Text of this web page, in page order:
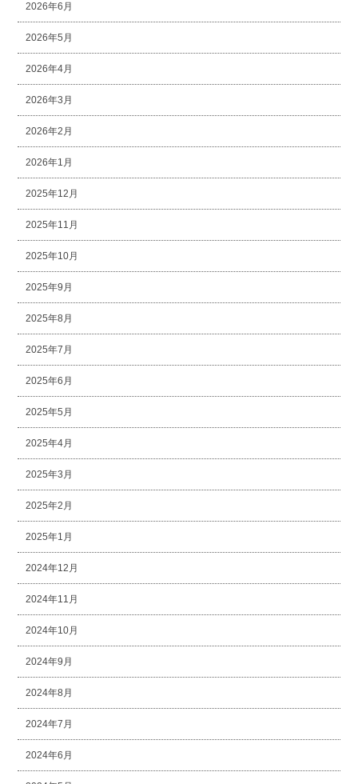
2026年6月
2026年5月
2026年4月
2026年3月
2026年2月
2026年1月
2025年12月
2025年11月
2025年10月
2025年9月
2025年8月
2025年7月
2025年6月
2025年5月
2025年4月
2025年3月
2025年2月
2025年1月
2024年12月
2024年11月
2024年10月
2024年9月
2024年8月
2024年7月
2024年6月